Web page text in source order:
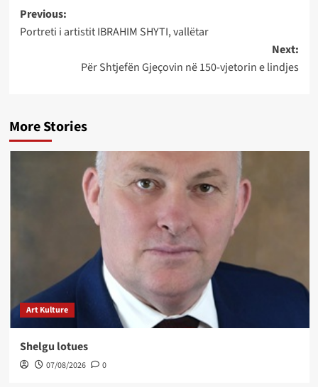
Post
navigation
Previous:
Portreti i artistit IBRAHIM SHYTI, vallëtar
Next:
Për Shtjefën Gjeçovin në 150-vjetorin e lindjes
More Stories
Art Kulture
Shelgu lotues
07/08/2026 0